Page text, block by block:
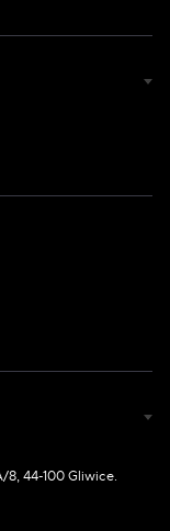
44-100 Gliwice.